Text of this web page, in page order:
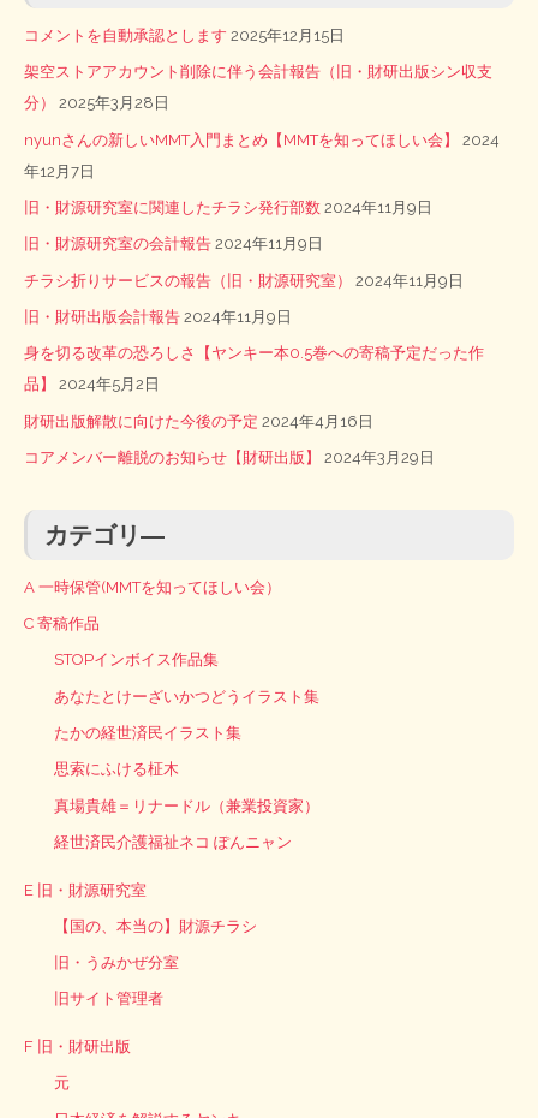
コメントを自動承認とします 2025年12月15日
架空ストアアカウント削除に伴う会計報告（旧・財研出版シン収支
分）
2025年3月28日
nyunさんの新しいMMT入門まとめ【MMTを知ってほしい会】
2024
年12月7日
旧・財源研究室に関連したチラシ発行部数 2024年11月9日
旧・財源研究室の会計報告 2024年11月9日
チラシ折りサービスの報告（旧・財源研究室） 2024年11月9日
旧・財研出版会計報告 2024年11月9日
身を切る改革の恐ろしさ【ヤンキー本0.5巻への寄稿予定だった作
品】
2024年5月2日
財研出版解散に向けた今後の予定 2024年4月16日
コアメンバー離脱のお知らせ【財研出版】 2024年3月29日
カテゴリ―
A 一時保管(MMTを知ってほしい会）
C 寄稿作品
STOPインボイス作品集
あなたとけーざいかつどうイラスト集
たかの経世済民イラスト集
思索にふける柾木
真場貴雄＝リナードル（兼業投資家）
経世済民介護福祉ネコ ぽんニャン
E 旧・財源研究室
【国の、本当の】財源チラシ
旧・うみかぜ分室
旧サイト管理者
F 旧・財研出版
元